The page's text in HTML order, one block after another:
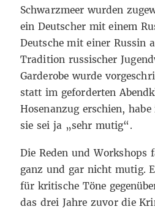
Schwarzmeer wurden
ein Deutscher mit einem
Deutsche mit einer Russin
Tradition russischer
Garderobe wurde
statt im geforderten
Hosenanzug erschien,
sie sei ja „sehr mutig“.
Die Reden und Workshops
ganz und gar nicht mutig.
für kritische Töne
das drei Jahre zuvor die